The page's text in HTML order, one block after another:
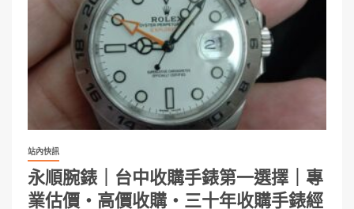
站內快訊
永順腕錶｜台中收購手錶第一選擇｜專
業估價・高價收購・三十年收購手錶經